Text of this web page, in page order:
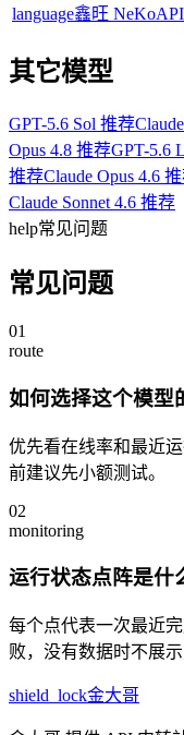
language鑫旺 NeKoAPI
其它模型
GPT-5.6 Sol 推荐
Opus 4.8 推荐GPT-5.6
推荐Claude Opus 4.6
Claude Sonnet 4.6 推荐
help常见问题
常见问题
01
route
如何选择这个模型
优先看在线率和最近
前建议先小额测试。
02
monitoring
运行状态点阵是什
每个点代表一次最近
败，没有数据时不展示
shield_lock金大哥